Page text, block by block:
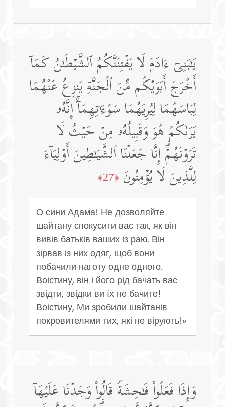
یَـٰبَنِیۤ ءَادَمَ لَا یَفۡتِنَنَّكُمُ ٱلشَّیۡطَـٰنُ كَمَاۤ
أَخۡرَجَ أَبَوَیۡكُم مِّنَ ٱلۡجَنَّةِ یَنزِعُ عَنۡهُمَا
لِبَاسَهُمَا لِیُرِیَهُمَا سَوۡءَ ٰ⁠ تِهِمَاۤۚ إِنَّهُۥ
یَرَىٰكُمۡ هُوَ وَقَبِیلُهُۥ مِنۡ حَیۡثُ لَا
تَرَوۡنَهُمۡۗ إِنَّا جَعَلۡنَا ٱلشَّیَـٰطِینَ أَوۡلِیَاۤءَ
لِلَّذِینَ لَا یُؤۡمِنُونَ ﴿27﴾
О сини Адама! Не дозволяйте
шайтану спокусити вас так, як він
вивів батьків ваших із раю. Він
зірвав із них одяг, щоб вони
побачили наготу одне одного.
Воістину, він і його рід бачать вас
звідти, звідки ви їх не бачите!
Воістину, Ми зробили шайтанів
покровителями тих, які не вірують!»
وَإِذَا فَعَلُوا۟ فَـٰحِشَةࣰ قَالُوا۟ وَجَدۡنَا عَلَیۡهَاۤ